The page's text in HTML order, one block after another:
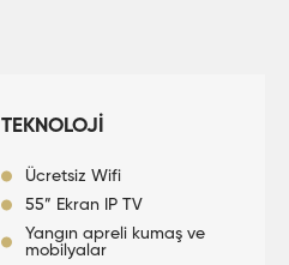
TEKNOLOJİ
Ücretsiz Wifi
55” Ekran IP TV
Yangın apreli kumaş ve
mobilyalar